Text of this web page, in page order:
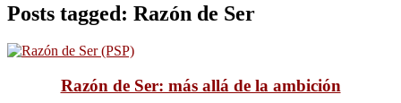
Posts tagged: Razón de Ser
Razón de Ser: más allá de la ambición